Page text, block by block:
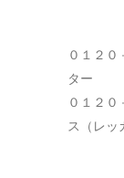
０１２
ター
０１２
ス（レッ